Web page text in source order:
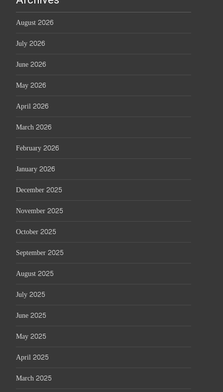
August 2026
July 2026
June 2026
May 2026
April 2026
March 2026
February 2026
January 2026
December 2025
November 2025
October 2025
September 2025
August 2025
July 2025
June 2025
May 2025
April 2025
March 2025